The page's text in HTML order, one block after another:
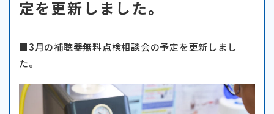
定を更新しました。
■3月の補聴器無料点検相談会の予定を更新しまし
た。